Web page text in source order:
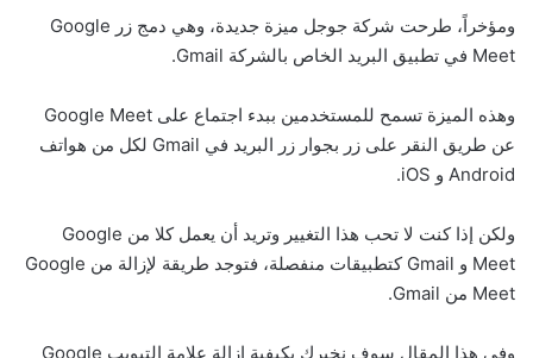
ومؤخراً، طرحت شركة جوجل ميزة جديدة، وهي دمج زر Google
Meet في تطبيق البريد الخاص بالشركة Gmail.
وهذه الميزة تسمح للمستخدمين ببدء اجتماع على Google Meet
عن طريق النقر على زر بجوار زر البريد في Gmail لكل من هواتف
Android و iOS.
ولكن إذا كنت لا تحب هذا التغيير وتريد أن يعمل كلا من Google
Meet و Gmail كتطبيقات منفصلة، فتوجد طريقة لإزالة من Google
Meet من Gmail.
وفي هذا المقال سوف نخبرك بكيفية إزالة علامة التبويب Google